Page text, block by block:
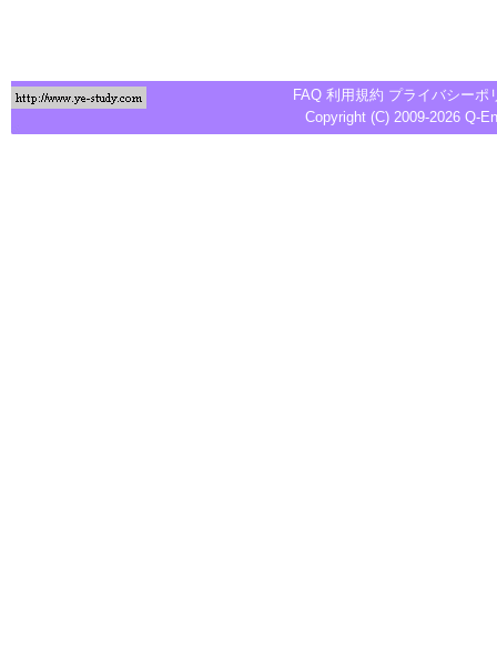
FAQ 利用規約 プライバシーポ
Copyright (C) 2009-2026 Q-